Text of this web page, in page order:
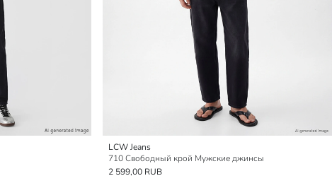
LCW Jeans
710 Свободный крой Мужские джинсы
2 599,00 RUB